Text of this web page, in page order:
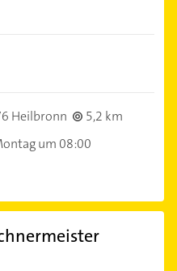
Heilbronn
5,2 km
um 08:00